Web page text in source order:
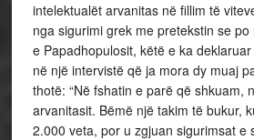
intelektualët arvanitas në fillim të
nga sigurimi grek me pretekstin se
e Papadhopulosit, këtë e ka
në një intervistë që ja mora dy muaj
thotë: “Në fshatin e parë që shkuam,
arvanitasit. Bëmë një takim të bukur,
2.000 veta, por u zgjuan sigurimsat e